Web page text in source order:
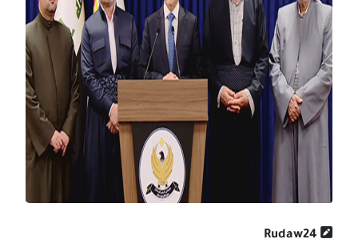
Rudaw24